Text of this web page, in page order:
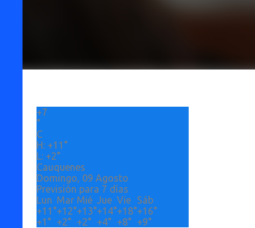
+7
°
C
H: +11°
L: +2°
Cauquenes
Domingo, 09 Agosto
Previsión para 7 días
Lun Mar Mié Jue Vie
Sáb
+11°+12°+13°+14°+18°+16°
+1° +2° +2° +4° +8° +9°